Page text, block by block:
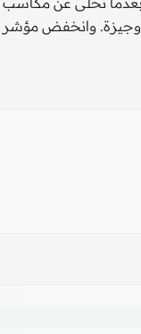
وانخفض مؤشر